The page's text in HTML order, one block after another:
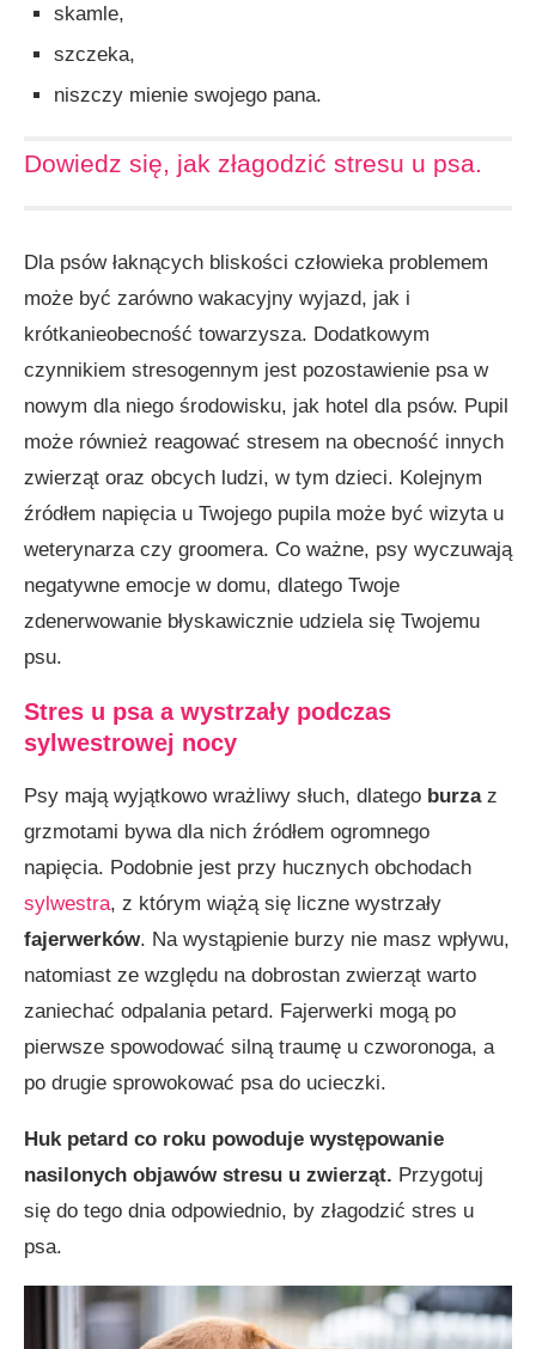
skamle,
szczeka,
niszczy mienie swojego pana.
Dowiedz się, jak złagodzić stresu u psa.
Dla psów łaknących bliskości człowieka problemem
może być zarówno wakacyjny wyjazd, jak i
krótkanieobecność towarzysza. Dodatkowym
czynnikiem stresogennym jest pozostawienie psa w
nowym dla niego środowisku, jak hotel dla psów. Pupil
może również reagować stresem na obecność innych
zwierząt oraz obcych ludzi, w tym dzieci. Kolejnym
źródłem napięcia u Twojego pupila może być wizyta u
weterynarza czy groomera. Co ważne, psy wyczuwają
negatywne emocje w domu, dlatego Twoje
zdenerwowanie błyskawicznie udziela się Twojemu
psu.
Stres u psa a wystrzały podczas
sylwestrowej nocy
Psy mają wyjątkowo wrażliwy słuch, dlatego burzaz
grzmotami bywa dla nich źródłem ogromnego
napięcia. Podobnie jest przy hucznych obchodach
sylwestra, z którym wiążą się liczne wystrzały
fajerwerków. Na wystąpienie burzy nie masz wpływu,
natomiast ze względu na dobrostan zwierząt warto
zaniechać odpalania petard. Fajerwerki mogą po
pierwsze spowodować silną traumę u czworonoga, a
po drugie sprowokować psa do ucieczki.
Huk petard co roku powoduje występowanie
nasilonych objawów stresu u zwierząt. Przygotuj
się do tego dnia odpowiednio, by złagodzić stres u
psa.